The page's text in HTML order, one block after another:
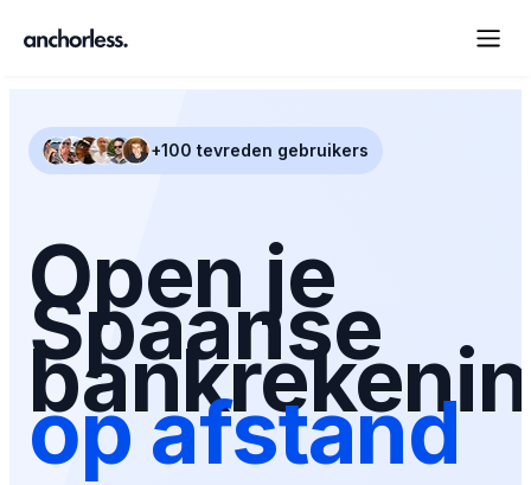
+100 tevreden gebruikers
Open je
Spaanse
op afstand